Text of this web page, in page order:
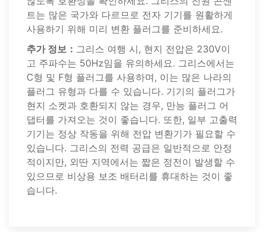
트는 많은 국가와 다르므로 전자 기기를 원활하게
사용하기 위해 미리 변환 플러그를 준비하세요.
추가 정보： 그리스 여행 시, 현지 전압은 230V이
고 주파수는 50Hz임을 유의하세요. 그리스에서는
C형 및 F형 플러그를 사용하며, 이는 많은 나라의
플러그 유형과 다를 수 있습니다. 기기의 플러그가
현지 소켓과 호환되지 않는 경우, 만능 플러그 어
댑터를 가져오는 것이 좋습니다. 또한, 일부 고출력
기기는 정상 작동을 위해 전압 변환기가 필요할 수
있습니다. 그리스의 전력 공급은 일반적으로 안정
적이지만, 외딴 지역에서는 짧은 정전이 발생할 수
있으므로 비상용 보조 배터리를 휴대하는 것이 좋
습니다.